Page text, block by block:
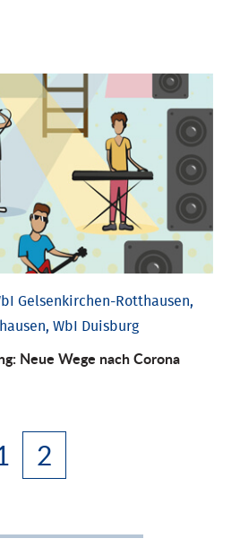
Gelsenkirchen-Rotthausen,
WbI Duisburg
Neue Wege nach Corona
2